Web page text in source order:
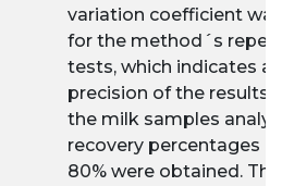
variation coefficient was
for the method´s
tests, which indicates a
precision of the results.
the milk samples
recovery percentages
80% were obtained.